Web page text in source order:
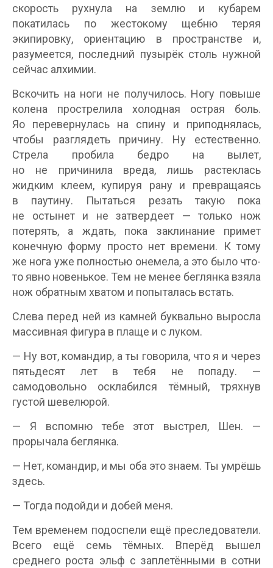
скорость рухнула на землю и кубарем
покатилась по жестокому щебню теряя
экипировку, ориентацию в пространстве и,
разумеется, последний пузырёк столь нужной
сейчас алхимии.
Вскочить на ноги не получилось. Ногу повыше
колена прострелила холодная острая боль.
Яо перевернулась на спину и приподнялась,
чтобы разглядеть причину. Ну естественно.
Стрела пробила бедро на вылет,
но не причинила вреда, лишь растеклась
жидким клеем, купируя рану и превращаясь
в паутину. Пытаться резать такую пока
не остынет и не затвердеет — только нож
потерять, а ждать, пока заклинание примет
конечную форму просто нет времени. К тому
же нога уже полностью онемела, а это было что-
то явно новенькое. Тем не менее беглянка взяла
нож обратным хватом и попыталась встать.
Слева перед ней из камней буквально выросла
массивная фигура в плаще и с луком.
— Ну вот, командир, а ты говорила, что я и через
пятьдесят лет в тебя не попаду. —
самодовольно осклабился тёмный, тряхнув
густой шевелюрой.
— Я вспомню тебе этот выстрел, Шен. —
прорычала беглянка.
— Нет, командир, и мы оба это знаем. Ты умрёшь
здесь.
— Тогда подойди и добей меня.
Тем временем подоспели ещё преследователи.
Всего ещё семь тёмных. Вперёд вышел
среднего роста эльф с заплетёнными в сотни